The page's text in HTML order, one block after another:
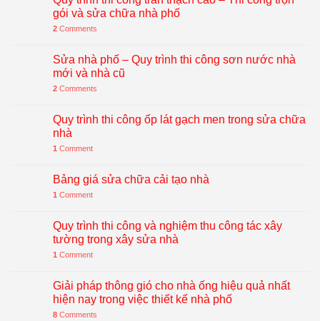
gói và sửa chữa nhà phố
2 Comments
Sửa nhà phố – Quy trình thi công sơn nước nhà
mới và nhà cũ
2 Comments
Quy trình thi công ốp lát gạch men trong sửa chữa
nhà
1 Comment
Bảng giá sửa chữa cải tạo nhà
1 Comment
Quy trình thi công và nghiệm thu công tác xây
tường trong xây sửa nhà
1 Comment
Giải pháp thông gió cho nhà ống hiệu quả nhất
hiện nay trong việc thiết kế nhà phố
8 Comments